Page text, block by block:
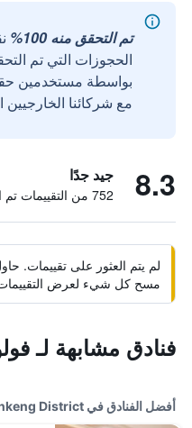
تم التحقق منه 100%
الحجوزات التي تم
مع شركائنا الخارجيين
8.3 جيد جدًا
752 من التقييمات تم التحقق منها
لم يتم العثور على تقييمات.
مسح كل شيء لعرض
فنادق مشابهة لـ
أفضل الفنادق في Shenkeng District